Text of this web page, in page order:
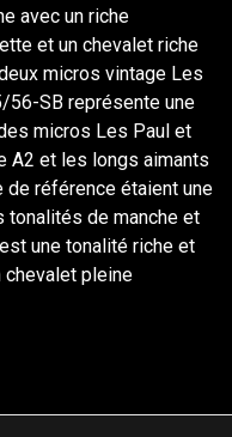
avec un riche
et un chevalet riche
micros vintage Les
56-SB représente une
micros Les Paul et
A2 et les longs aimants
référence étaient une
tonalités de manche et
une tonalité riche et
chevalet pleine